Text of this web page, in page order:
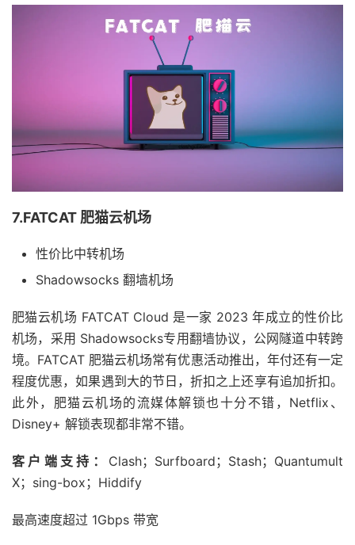
7.FATCAT 肥猫云机场
性价比中转机场
Shadowsocks 翻墙机场
肥猫云机场 FATCAT Cloud 是一家 2023 年成立的性价比
机场，采用 Shadowsocks专用翻墙协议，公网隧道中转跨
境。FATCAT 肥猫云机场常有优惠活动推出，年付还有一定
程度优惠，如果遇到大的节日，折扣之上还享有追加折扣。
此外，肥猫云机场的流媒体解锁也十分不错，Netflix、
Disney+ 解锁表现都非常不错。
客户端支持： Clash；Surfboard；Stash；Quantumult
X；sing-box；Hiddify
最高速度超过 1Gbps 带宽